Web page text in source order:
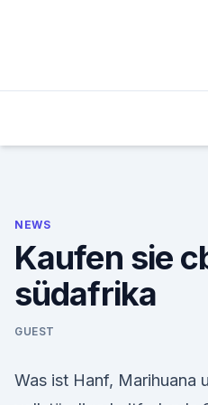
NEWS
Kaufen sie
südafrika
GUEST
Was ist Hanf, Marihuana